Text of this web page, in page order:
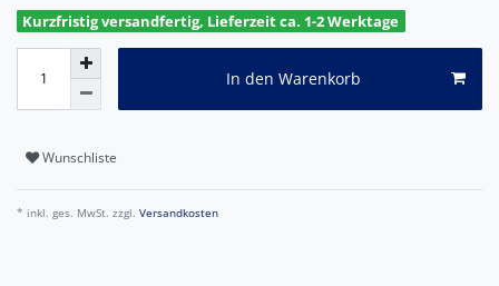
Kurzfristig versandfertig, Lieferzeit ca. 1-2 Werktage
In den Warenkorb
Wunschliste
* inkl. ges. MwSt. zzgl. Versandkosten